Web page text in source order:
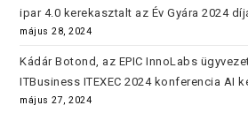
ipar 4.0 kerekasztalt az Év Gyára 2024
május 28, 2024
Kádár Botond, az EPIC InnoLabs
ITBusiness ITEXEC 2024 konferencia AI
május 27, 2024